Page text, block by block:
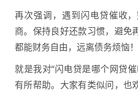
再次强调，遇到闪电贷催收
商。保持良好还款习惯，避免
都能财务自由，远离债务烦恼！
就是我对“闪电贷是哪个网贷
有所帮助。大家有类似问，也